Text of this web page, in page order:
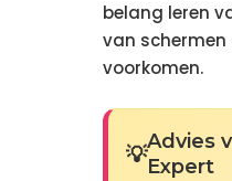
belang leren
van
voorkomen.
Advies
Expert